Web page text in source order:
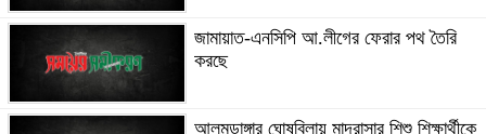
জামায়াত-এনসিপি আ.লীগের ফেরার পথ তৈরি
করছে
আলমডাঙ্গার ঘোষবিলায় মাদ্রাসার শিশু শিক্ষার্থীকে